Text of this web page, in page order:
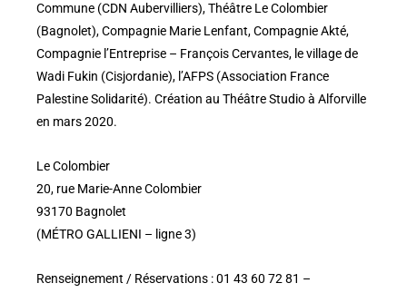
Commune (CDN Aubervilliers), Théâtre Le Colombier
(Bagnolet), Compagnie Marie Lenfant, Compagnie Akté,
Compagnie l’Entreprise – François Cervantes, le village de
Wadi Fukin (Cisjordanie), l’AFPS (Association France
Palestine Solidarité). Création au Théâtre Studio à Alforville
en mars 2020.
Le Colombier
20, rue Marie-Anne Colombier
93170 Bagnolet
(MÉTRO GALLIENI – ligne 3)
Renseignement / Réservations : 01 43 60 72 81 –